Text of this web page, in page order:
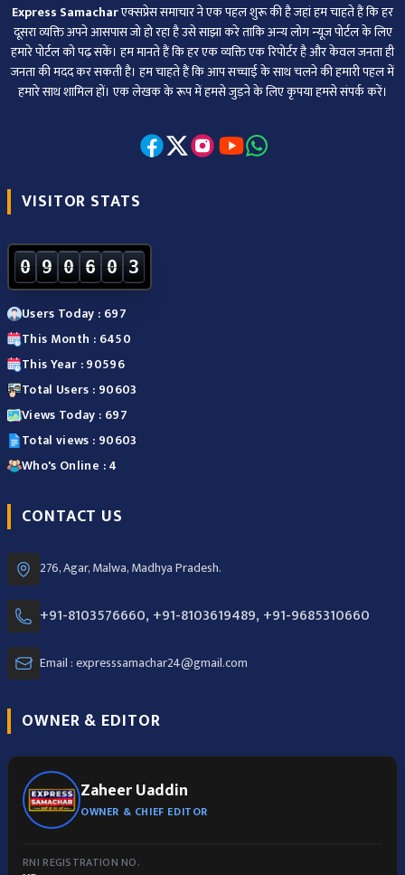
Express Samacharएक्सप्रेस समाचार ने एक पहल शुरू की है जहां हम चाहते हैं कि हर
दूसरा व्‍यक्ति अपने आसपास जो हो रहा है उसे साझा करे ताकि अन्‍य लोग न्‍यूज पोर्टल के लिए
हमारे पोर्टल को पढ़ सकें। हम मानते हैं कि हर एक व्यक्ति एक रिपोर्टर है और केवल जनता ही
जनता की मदद कर सकती है। हम चाहते हैं कि आप सच्चाई के साथ चलने की हमारी पहल में
हमारे साथ शामिल हों। एक लेखक के रूप में हमसे जुड़ने के लिए कृपया हमसे संपर्क करें।
VISITOR STATS
0 9 0 6 0 3
Users Today : 697
This Month : 6450
This Year : 90596
Total Users : 90603
Views Today : 697
Total views : 90603
Who's Online : 4
CONTACT US
276, Agar, Malwa, Madhya Pradesh.
+91-8103576660, +91-8103619489, +91-9685310660
Email : expresssamachar24@gmail.com
OWNER & EDITOR
Zaheer Uaddin
OWNER & CHIEF EDITOR
RNI REGISTRATION NO.